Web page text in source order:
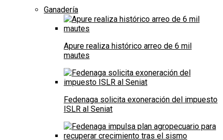
Ganadería
Apure realiza histórico arreo de 6 mil
mautes
Fedenaga solicita exoneración del impuesto
ISLR al Seniat